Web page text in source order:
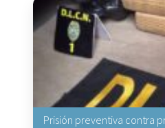
Prisión preventiva contra